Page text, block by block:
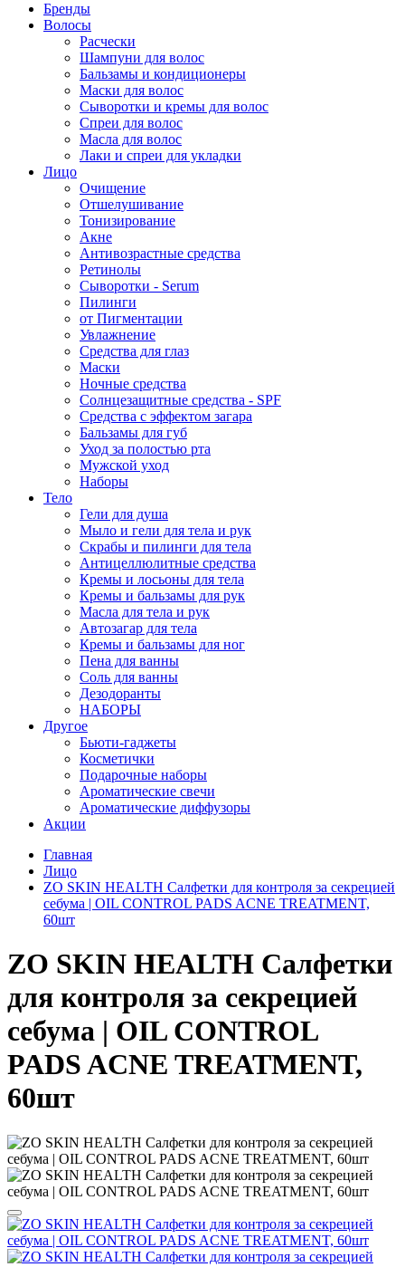
Бренды
Волосы
Расчески
Шампуни для волос
Бальзамы и кондиционеры
Маски для волос
Сыворотки и кремы для волос
Спреи для волос
Масла для волос
Лаки и спреи для укладки
Лицо
Очищение
Отшелушивание
Тонизирование
Акне
Антивозрастные средства
Ретинолы
Сыворотки - Serum
Пилинги
от Пигментации
Увлажнение
Средства для глаз
Маски
Ночные средства
Солнцезащитные средства - SPF
Средства c эффектом загара
Бальзамы для губ
Уход за полостью рта
Мужской уход
Наборы
Тело
Гели для душа
Мыло и гели для тела и рук
Скрабы и пилинги для тела
Антицеллюлитные средства
Кремы и лосьоны для тела
Кремы и бальзамы для рук
Масла для тела и рук
Автозагар для тела
Кремы и бальзамы для ног
Пена для ванны
Соль для ванны
Дезодоранты
НАБОРЫ
Другое
Бьюти-гаджеты
Косметички
Подарочные наборы
Ароматические свечи
Ароматические диффузоры
Акции
Главная
Лицо
ZO SKIN HEALTH Салфетки для контроля за секрецией
себума | OIL CONTROL PADS ACNE TREATMENT,
60шт
ZO SKIN HEALTH Салфетки
для контроля за секрецией
себума | OIL CONTROL
PADS ACNE TREATMENT,
60шт